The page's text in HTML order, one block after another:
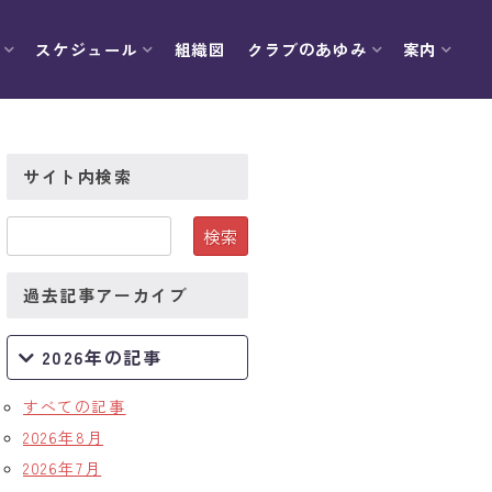
スケジュール 組織図 クラブのあゆみ 案内
サイト内検索
過去記事アーカイブ
2026年の記事
すべての記事
2026年8月
2026年7月